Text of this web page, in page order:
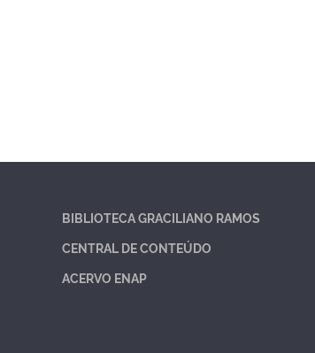
BIBLIOTECA GRACILIANO RAMOS
CENTRAL DE CONTEÚDO
ACERVO ENAP